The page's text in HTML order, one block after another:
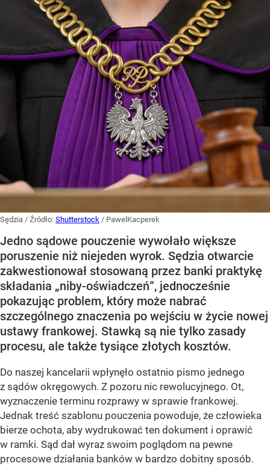
Sędzia / Źródło: Shutterstock / PawelKacperek
Jedno sądowe pouczenie wywołało większe
poruszenie niż niejeden wyrok. Sędzia otwarcie
zakwestionował stosowaną przez banki praktykę
składania „niby-oświadczeń”, jednocześnie
pokazując problem, który może nabrać
szczególnego znaczenia po wejściu w życie nowej
ustawy frankowej. Stawką są nie tylko zasady
procesu, ale także tysiące złotych kosztów.
Do naszej kancelarii wpłynęło ostatnio pismo jednego
z sądów okręgowych. Z pozoru nic rewolucyjnego. Ot,
wyznaczenie terminu rozprawy w sprawie frankowej.
Jednak treść szablonu pouczenia powoduje, że człowieka
bierze ochota, aby wydrukować ten dokument i oprawić
w ramki. Sąd dał wyraz swoim poglądom na pewne
procesowe działania banków w bardzo dobitny sposób.